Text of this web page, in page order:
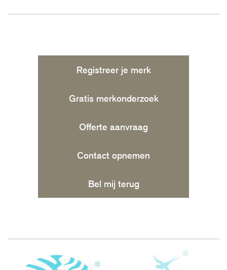
Registreer je merk
Gratis merkonderzoek
Offerte aanvraag
Contact opnemen
Bel mij terug